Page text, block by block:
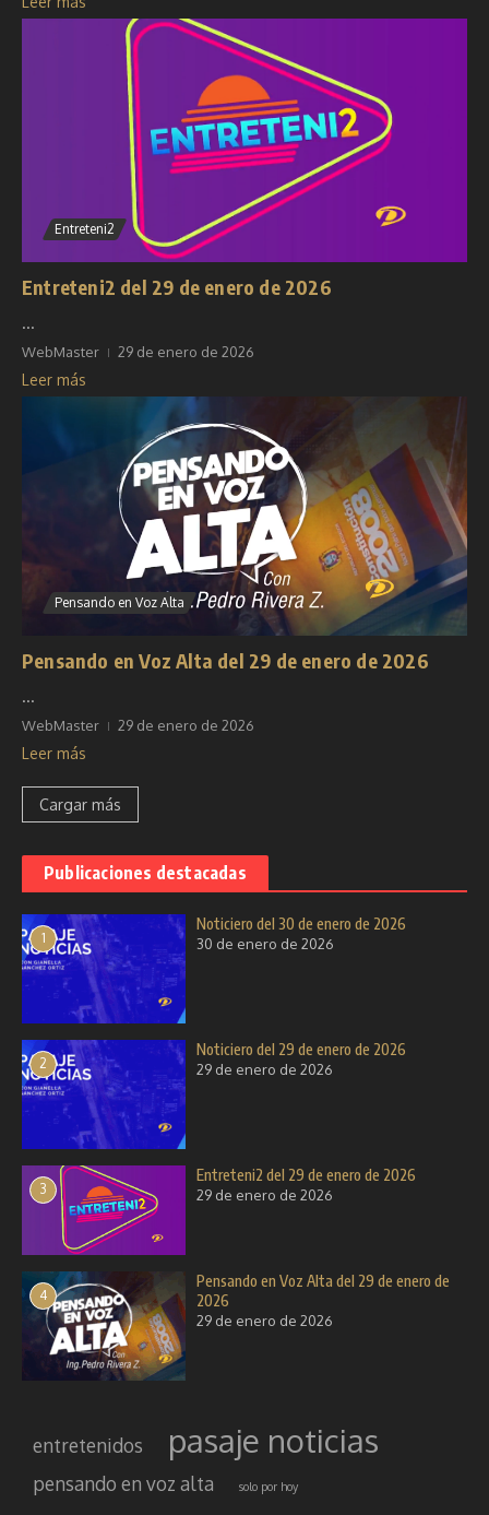
Entreteni2
Entreteni2 del 29 de enero de 2026
...
WebMaster 29 de enero de 2026
Leer más
Pensando en Voz Alta
Pensando en Voz Alta del 29 de enero de 2026
...
WebMaster 29 de enero de 2026
Leer más
Cargar más
Publicaciones destacadas
1
Noticiero del 30 de enero de 2026
30 de enero de 2026
2
Noticiero del 29 de enero de 2026
29 de enero de 2026
3
Entreteni2 del 29 de enero de 2026
29 de enero de 2026
4
Pensando en Voz Alta del 29 de enero de
2026
29 de enero de 2026
entretenidos pasaje noticias
pensando en voz alta solo por hoy